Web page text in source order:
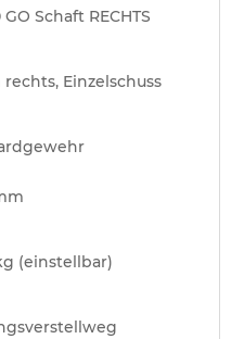
Schaft RECHTS
Einzelschuss
(einstellbar)